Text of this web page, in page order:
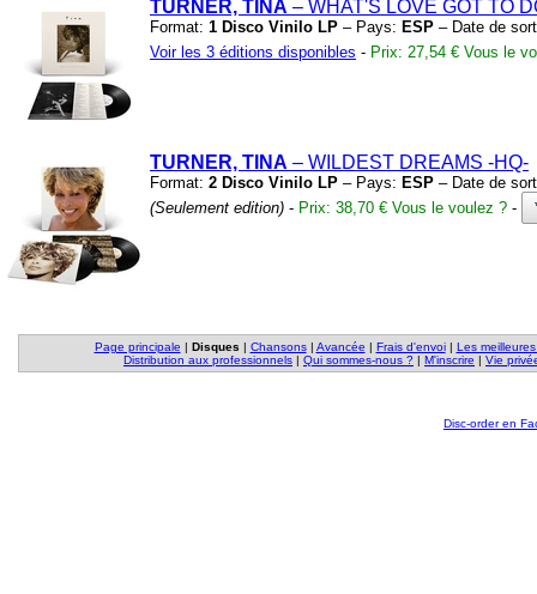
TURNER, TINA – WHAT'S LOVE GOT TO
Format: 1 Disco Vinilo LP – Pays: ESP – Date de
Voir les 3 éditions disponibles - Prix: 27,54 € Vous le
TURNER, TINA – WILDEST DREAMS -HQ-
Format: 2 Disco Vinilo LP – Pays: ESP – Date de
(Seulement edition) - Prix: 38,70 € Vous le voulez ? -
Page principale | Disques | Chansons| Avancée | Frais d'envoi| Les
Distribution aux professionnels | Qui sommes-nous ? | M'inscrire | Vie
Disc-order en